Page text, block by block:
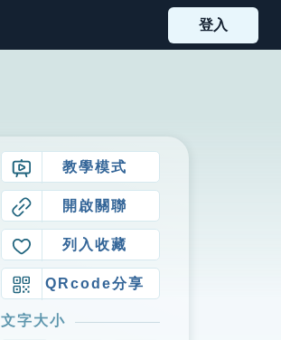
登入
教學模式
開啟關聯
列入收藏
QRcode分享
文字大小